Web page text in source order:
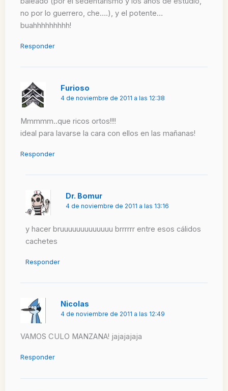
no por lo guerrero, che….), y el potente…
buahhhhhhhhh!
Responder
Furioso
4 de noviembre de 2011 a las 12:38
Mmmmm..que ricos ortos!!!!
ideal para lavarse la cara con ellos en las mañanas!
Responder
Dr. Bomur
4 de noviembre de 2011 a las 13:16
y hacer bruuuuuuuuuuuuu brrrrrr entre esos cálidos
cachetes
Responder
Nicolas
4 de noviembre de 2011 a las 12:49
VAMOS CULO MANZANA! jajajajaja
Responder